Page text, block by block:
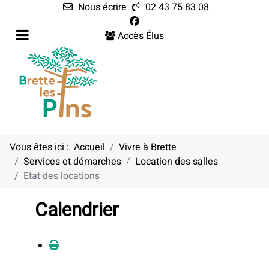
Nous écrire
02 43 75 83 08
Accès Élus
Vous êtes ici : Accueil
Vivre à Brette
Services et démarches
Location des salles
Etat des locations
Calendrier